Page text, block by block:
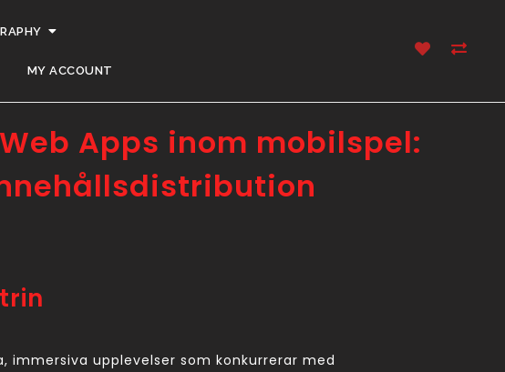
MY ACCOUNT
Apps inom mobilspel:
upplevelser som konkurrerar med